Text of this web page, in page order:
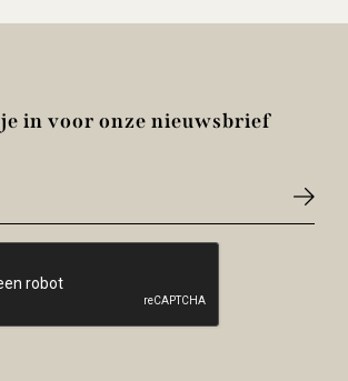
in voor onze nieuwsbrief
mailadres